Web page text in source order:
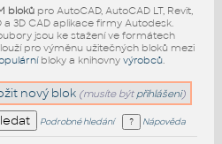
blokůpro AutoCAD, AutoCAD LT, Revit,
a 3D CAD aplikace firmy Autodesk.
jsou ke stažení ve formátech
pro výměnu užitečných bloků mezi
bloky a knihovny výrobců.
nový blok (musíte být přihlášeni)
Podrobné hledání Nápověda